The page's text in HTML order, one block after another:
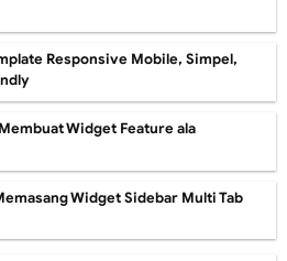
Responsive Mobile, Simpel,
Widget Feature ala
Widget Sidebar Multi Tab